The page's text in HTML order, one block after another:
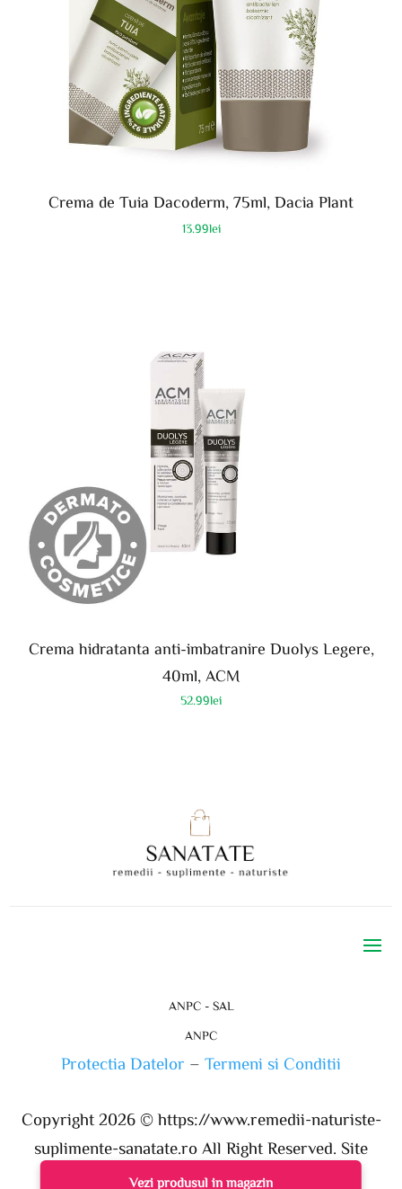
Crema de Tuia Dacoderm, 75ml, Dacia Plant
13.99lei
Crema hidratanta anti-imbatranire Duolys Legere,
40ml, ACM
52.99lei
ANPC - SAL
ANPC
Protectia Datelor – Termeni si Conditii
Copyright 2026 ©https://www.remedii-naturiste-
suplimente-sanatate.ro All Right Reserved. Site
realizat de ProWeb
Vezi produsul in magazin